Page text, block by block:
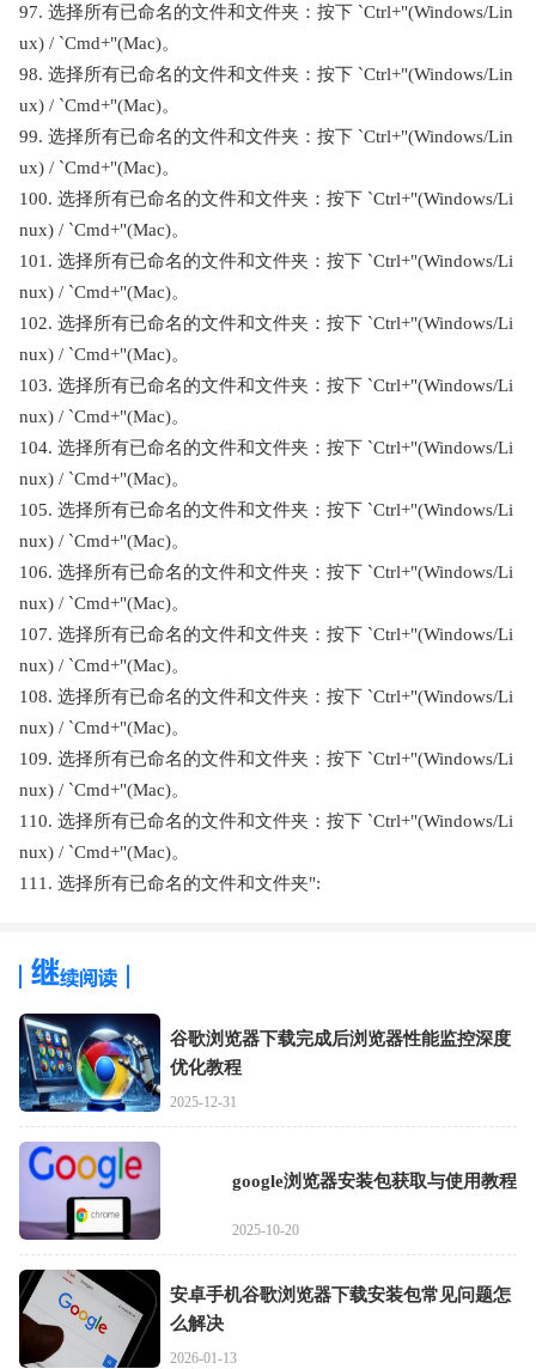
97. 选择所有已命名的文件和文件夹：按下 `Ctrl+"(Windows/Lin
ux) / `Cmd+"(Mac)。
98. 选择所有已命名的文件和文件夹：按下 `Ctrl+"(Windows/Lin
ux) / `Cmd+"(Mac)。
99. 选择所有已命名的文件和文件夹：按下 `Ctrl+"(Windows/Lin
ux) / `Cmd+"(Mac)。
100. 选择所有已命名的文件和文件夹：按下 `Ctrl+"(Windows/Li
nux) / `Cmd+"(Mac)。
101. 选择所有已命名的文件和文件夹：按下 `Ctrl+"(Windows/Li
nux) / `Cmd+"(Mac)。
102. 选择所有已命名的文件和文件夹：按下 `Ctrl+"(Windows/Li
nux) / `Cmd+"(Mac)。
103. 选择所有已命名的文件和文件夹：按下 `Ctrl+"(Windows/Li
nux) / `Cmd+"(Mac)。
104. 选择所有已命名的文件和文件夹：按下 `Ctrl+"(Windows/Li
nux) / `Cmd+"(Mac)。
105. 选择所有已命名的文件和文件夹：按下 `Ctrl+"(Windows/Li
nux) / `Cmd+"(Mac)。
106. 选择所有已命名的文件和文件夹：按下 `Ctrl+"(Windows/Li
nux) / `Cmd+"(Mac)。
107. 选择所有已命名的文件和文件夹：按下 `Ctrl+"(Windows/Li
nux) / `Cmd+"(Mac)。
108. 选择所有已命名的文件和文件夹：按下 `Ctrl+"(Windows/Li
nux) / `Cmd+"(Mac)。
109. 选择所有已命名的文件和文件夹：按下 `Ctrl+"(Windows/Li
nux) / `Cmd+"(Mac)。
110. 选择所有已命名的文件和文件夹：按下 `Ctrl+"(Windows/Li
nux) / `Cmd+"(Mac)。
111. 选择所有已命名的文件和文件夹":
谷歌浏览器下载完成后浏览器性能监控深度
优化教程
2025-12-31
google浏览器安装包获取与使用教程
2025-10-20
安卓手机谷歌浏览器下载安装包常见问题怎
么解决
2026-01-13